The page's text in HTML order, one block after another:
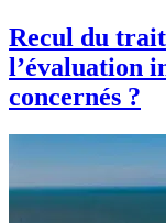
Recul du
l’évaluation
concernés ?